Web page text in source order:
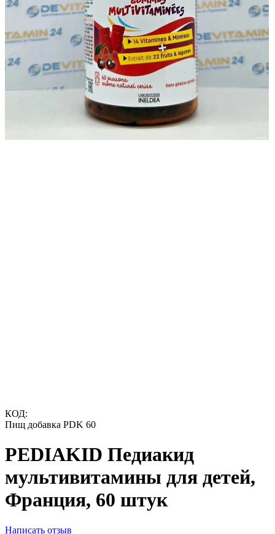
КОД:
Пищ добавка PDK 60
PEDIAKID Педиакид
мультивитамины для детей,
Франция, 60 штук
Написать отзыв